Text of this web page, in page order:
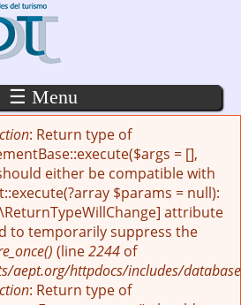
☰ Menu
: Return type of
= [],
either be compatible with
$params = null):
attribute
to temporarily suppress the
(line2244 of
aept.org/httpdocs/includes/
: Return type of